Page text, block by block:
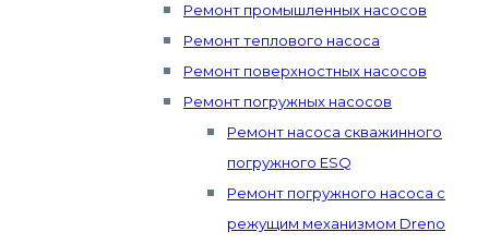
Ремонт промышленных насосов
Ремонт теплового насоса
Ремонт поверхностных насосов
Ремонт погружных насосов
Ремонт насоса скважинного
погружного ESQ
Ремонт погружного насоса с
режущим механизмом Dreno